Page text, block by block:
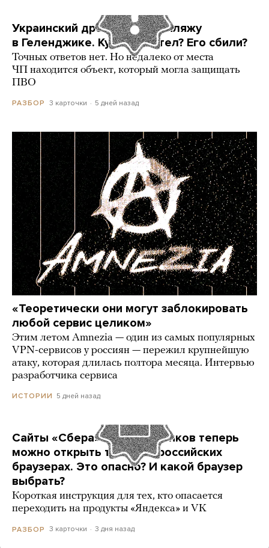
Украинский дрон попал по пляжу
в Геленджике. Куда он летел? Его сбили?
Точных ответов нет. Но недалеко от места
ЧП находится объект, который могла защищать
ПВО
РАЗБОР 3 карточки 5 дней назад
«Теоретически они могут заблокировать
любой сервис целиком»
Этим летом Amnezia — один из самых популярных
VPN-сервисов у россиян — пережил крупнейшую
атаку, которая длилась полтора месяца. Интервью
разработчика сервиса
ИСТОРИИ 5 дней назад
Сайты «Сбера» и других банков теперь
можно открыть только в российских
браузерах. Это опасно? И какой браузер
выбрать?
Короткая инструкция для тех, кто опасается
переходить на продукты «Яндекса» и VK
РАЗБОР 3 карточки 3 дня назад